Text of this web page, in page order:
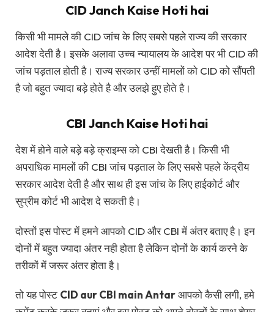
CID Janch Kaise Hoti hai
किसी भी मामले की CID जांच के लिए सबसे पहले राज्य की सरकार
आदेश देती है। इसके अलावा उच्च न्यायालय के आदेश पर भी CID की
जांच पड़ताल होती है। राज्य सरकार उन्हीं मामलों को CID को सौंपती
है जो बहुत ज्यादा बड़े होते है और उलझे हुए होते है।
CBI Janch Kaise Hoti hai
देश में होने वाले बड़े बड़े क्राइम्स को CBI देखती है। किसी भी
अपराधिक मामलों की CBI जांच पड़ताल के लिए सबसे पहले केंद्रीय
सरकार आदेश देती है और साथ ही इस जांच के लिए हाईकोर्ट और
सुप्रीम कोर्ट भी आदेश दे सकती है।
दोस्तों इस पोस्ट में हमने आपको CID और CBI में अंतर बताए है। इन
दोनों में बहुत ज्यादा अंतर नही होता है लेकिन दोनों के कार्य करने के
तरीकों में जरूर अंतर होता है।
तो यह पोस्ट CID aur CBI main Antarआपको कैसी लगी, हमे